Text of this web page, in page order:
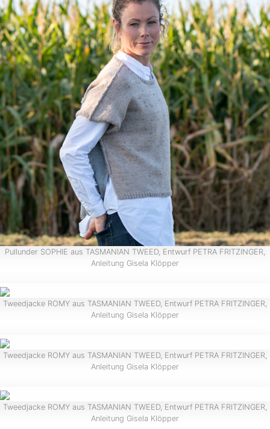
Pullunder SOPHIE aus TASMANIAN TWEED, Entwurf PETRA FRITZINGER,
Anleitung Gisela Klöpper
Tweedjacke ROMY aus TASMANIAN TWEED, Entwurf PETRA FRITZINGER,
Anleitung Gisela Klöpper
Tweedjacke ROMY aus TASMANIAN TWEED, Entwurf PETRA FRITZINGER,
Anleitung Gisela Klöpper
Tweedjacke ROMY aus TASMANIAN TWEED, Entwurf PETRA FRITZINGER,
Anleitung Gisela Klöpper